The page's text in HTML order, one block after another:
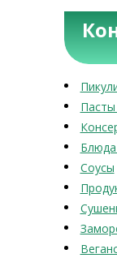
Соусы